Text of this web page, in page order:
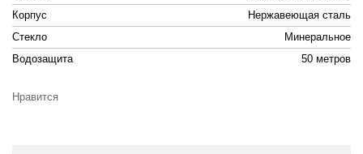
Корпус
Нержавеющая сталь
Стекло
Минеральное
Водозащита
50 метров
Нравится